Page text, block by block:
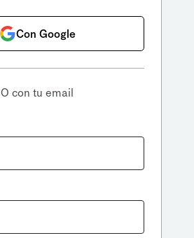
Con Google
O con tu email